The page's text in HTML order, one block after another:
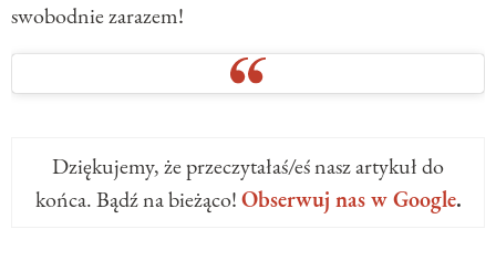
swobodnie zarazem!
Dziękujemy, że przeczytałaś/eś nasz artykuł do
końca. Bądź na bieżąco!Obserwuj nas w Google.